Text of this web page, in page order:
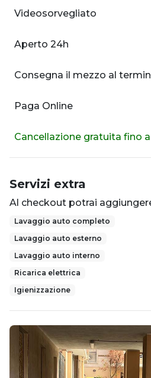
Videosorvegliato
Aperto 24h
Consegna il mezzo al
Paga Online
Cancellazione gratuita fino
Servizi extra
Al checkout potrai
Lavaggio auto completo
Lavaggio auto esterno
Lavaggio auto interno
Ricarica elettrica
Igienizzazione